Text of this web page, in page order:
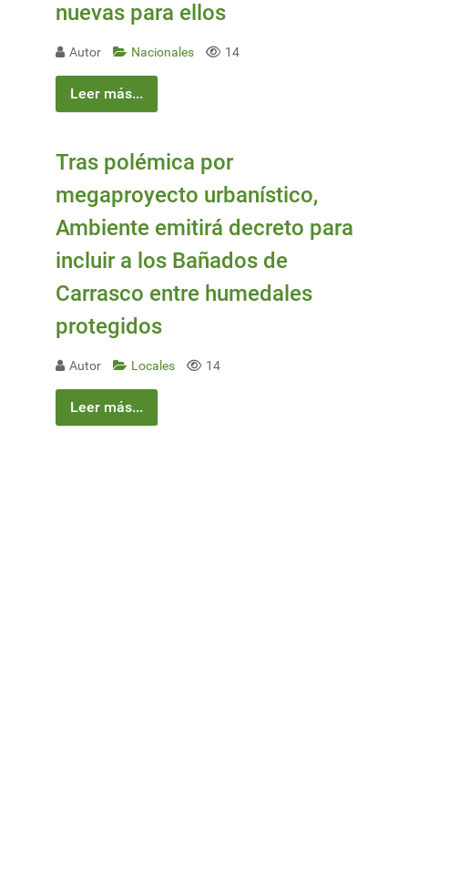
nuevas para ellos
Autor Nacionales 14
Leer más...
Tras polémica por
megaproyecto urbanístico,
Ambiente emitirá decreto para
incluir a los Bañados de
Carrasco entre humedales
protegidos
Autor Locales 14
Leer más...